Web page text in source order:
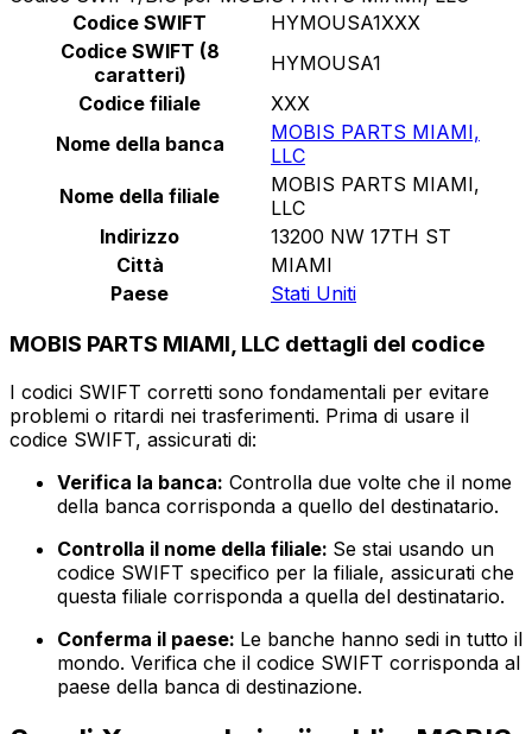
Codice SWIFT
HYMOUSA1XXX
Codice SWIFT (8
caratteri)
HYMOUSA1
Codice filiale
XXX
Nome della banca
MOBIS PARTS MIAMI,
LLC
Nome della filiale
MOBIS PARTS MIAMI,
LLC
Indirizzo
13200 NW 17TH ST
Città
MIAMI
Paese
Stati Uniti
MOBIS PARTS MIAMI, LLC dettagli del codice
I codici SWIFT corretti sono fondamentali per evitare
problemi o ritardi nei trasferimenti. Prima di usare il
codice SWIFT, assicurati di:
Verifica la banca: Controlla due volte che il nome
della banca corrisponda a quello del destinatario.
Controlla il nome della filiale: Se stai usando un
codice SWIFT specifico per la filiale, assicurati che
questa filiale corrisponda a quella del destinatario.
Conferma il paese: Le banche hanno sedi in tutto il
mondo. Verifica che il codice SWIFT corrisponda al
paese della banca di destinazione.